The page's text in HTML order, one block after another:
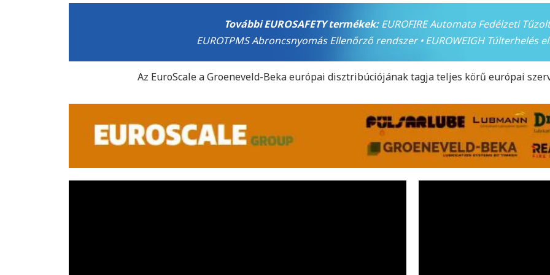
További EUROSAFETY termékek:EUROFIRE Automata Fedélzeti
EUROTPMS Abroncsnyomás Ellenőrző rendszer • EUROWEIGH Túlterhelés
Az EuroScale a Groeneveld-Beka európai disztribúciójának tagja teljes körű európai